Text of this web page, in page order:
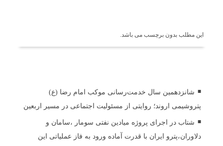
این مطلب بدون برچسب می باشد.
شانزدهمین سال خدمت‌رسانی موکب امام رضا (ع)
پتروشیمی اروند؛ روایتی از مسئولیت اجتماعی در مسیر اربعین
شتاب در اجرای پروژه میادین نفتی سومار ،سامان و
دلاوران،پترو ایران با قدرت آماده ورود به فاز عملیاتی این